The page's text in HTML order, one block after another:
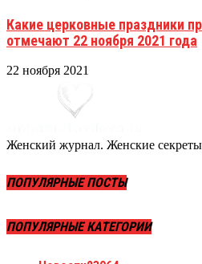
Какие церковные праздники
отмечают 22 ноября 2021 года
22 ноября 2021
Женский журнал. Женские
ПОПУЛЯРНЫЕ ПОСТЫ
ПОПУЛЯРНЫЕ КАТЕГОРИИ